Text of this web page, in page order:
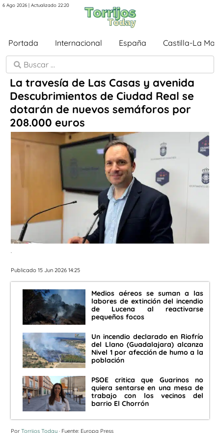
6 Ago 2026 | Actualizado 22:20
Portada Internacional España Castilla-La
La travesía de Las Casas y avenida
Descubrimientos de Ciudad Real se
dotarán de nuevos semáforos por
208.000 euros
.
Publicado 15 Jun 2026 14:25
Medios aéreos se suman a las
labores de extinción del incendio
de Lucena al reactivarse
pequeños focos
Un incendio declarado en Riofrío
del Llano (Guadalajara) alcanza
Nivel 1 por afección de humo a la
población
PSOE critica que Guarinos no
quiera sentarse en una mesa de
trabajo con los vecinos del
barrio El Chorrón
Por Torrijos Today · Fuente: Europa Press